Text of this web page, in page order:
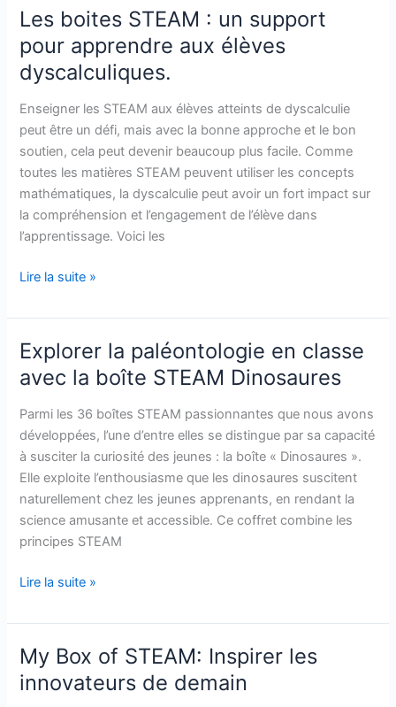
Les boites STEAM : un support
pour apprendre aux élèves
dyscalculiques.
Enseigner les STEAM aux élèves atteints de dyscalculie
peut être un défi, mais avec la bonne approche et le bon
soutien, cela peut devenir beaucoup plus facile. Comme
toutes les matières STEAM peuvent utiliser les concepts
mathématiques, la dyscalculie peut avoir un fort impact sur
la compréhension et l’engagement de l’élève dans
l’apprentissage. Voici les
Les
STEAM
:
un
support
pour
apprendre
aux
élèves
dyscalculiques.
Lire la suite »
Explorer la paléontologie en classe
avec la boîte STEAM Dinosaures
Parmi les 36 boîtes STEAM passionnantes que nous avons
développées, l’une d’entre elles se distingue par sa capacité
à susciter la curiosité des jeunes : la boîte « Dinosaures ».
Elle exploite l’enthousiasme que les dinosaures suscitent
naturellement chez les jeunes apprenants, en rendant la
science amusante et accessible. Ce coffret combine les
principes STEAM
Explorer
paléontologie
en
classe
avec
la
boîte
STEAM
Dinosaures
Lire la suite »
My Box of STEAM: Inspirer les
innovateurs de demain
My
Box
of